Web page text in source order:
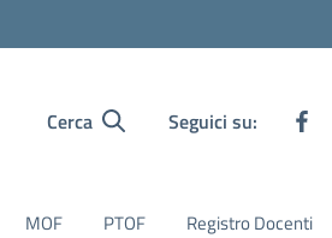
Cerca Seguici su:
MOF PTOF Registro Docenti